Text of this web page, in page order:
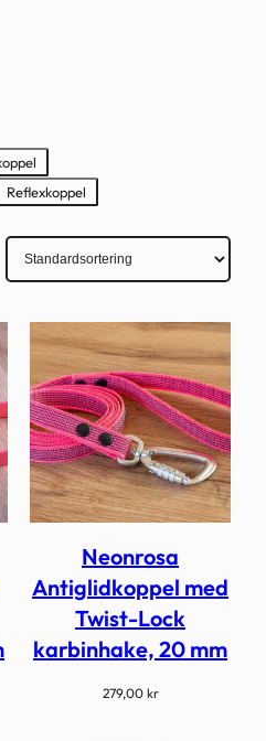
Reflexkoppel
Neonrosa
Antiglidkoppel med
Twist-Lock
karbinhake, 20 mm
279,00 kr